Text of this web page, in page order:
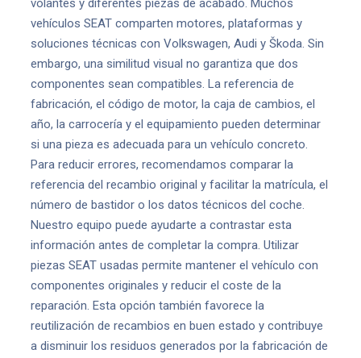
volantes y diferentes piezas de acabado. Muchos
vehículos SEAT comparten motores, plataformas y
soluciones técnicas con Volkswagen, Audi y Škoda. Sin
embargo, una similitud visual no garantiza que dos
componentes sean compatibles. La referencia de
fabricación, el código de motor, la caja de cambios, el
año, la carrocería y el equipamiento pueden determinar
si una pieza es adecuada para un vehículo concreto.
Para reducir errores, recomendamos comparar la
referencia del recambio original y facilitar la matrícula, el
número de bastidor o los datos técnicos del coche.
Nuestro equipo puede ayudarte a contrastar esta
información antes de completar la compra. Utilizar
piezas SEAT usadas permite mantener el vehículo con
componentes originales y reducir el coste de la
reparación. Esta opción también favorece la
reutilización de recambios en buen estado y contribuye
a disminuir los residuos generados por la fabricación de